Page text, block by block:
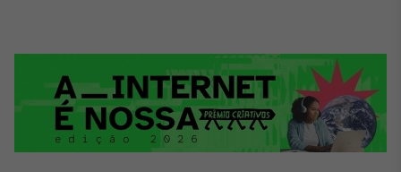
Broadcast
White Label
Plataforma para